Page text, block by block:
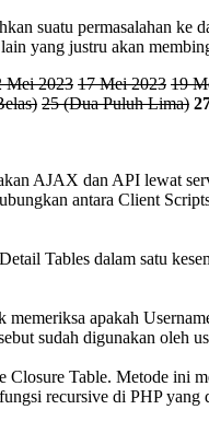
suatu permasalahan
yang justru akan
Mei 2023 17 Mei 2023 19
25 (Dua Puluh Lima)
AJAX dan API lewat
antara Client
Tables dalam satu
apakah
sudah digunakan oleh
Table. Metode ini
recursive di PHP